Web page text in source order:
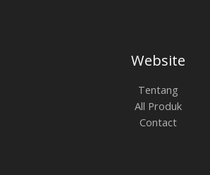
Website
Tentang
All Produk
Contact